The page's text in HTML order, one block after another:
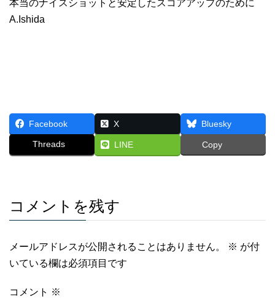
本当のナイスショットと安定したスコアアップのために
A.Ishida
Facebook X Bluesky
Threads LINE Copy
コメントを残す
メールアドレスが公開されることはありません。 ※ が付
いている欄は必須項目です
コメント ※